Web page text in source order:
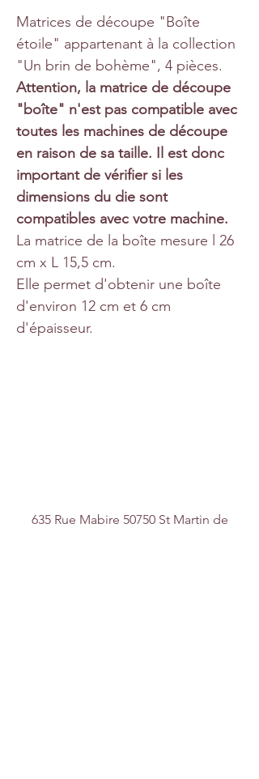
Matrices de découpe "Boîte
étoile" appartenant à la collection
"Un brin de bohème", 4 pièces.
Attention, la matrice de découpe
"boîte" n'est pas compatible avec
toutes les machines de découpe
en raison de sa taille. Il est donc
important de vérifier si les
dimensions du die sont
compatibles avec votre machine.
La matrice de la boîte mesure l 26
cm x L 15,5 cm.
Elle permet d'obtenir une boîte
d'environ 12 cm et 6 cm
d'épaisseur.
635 Rue Mabire 50750 St Martin de